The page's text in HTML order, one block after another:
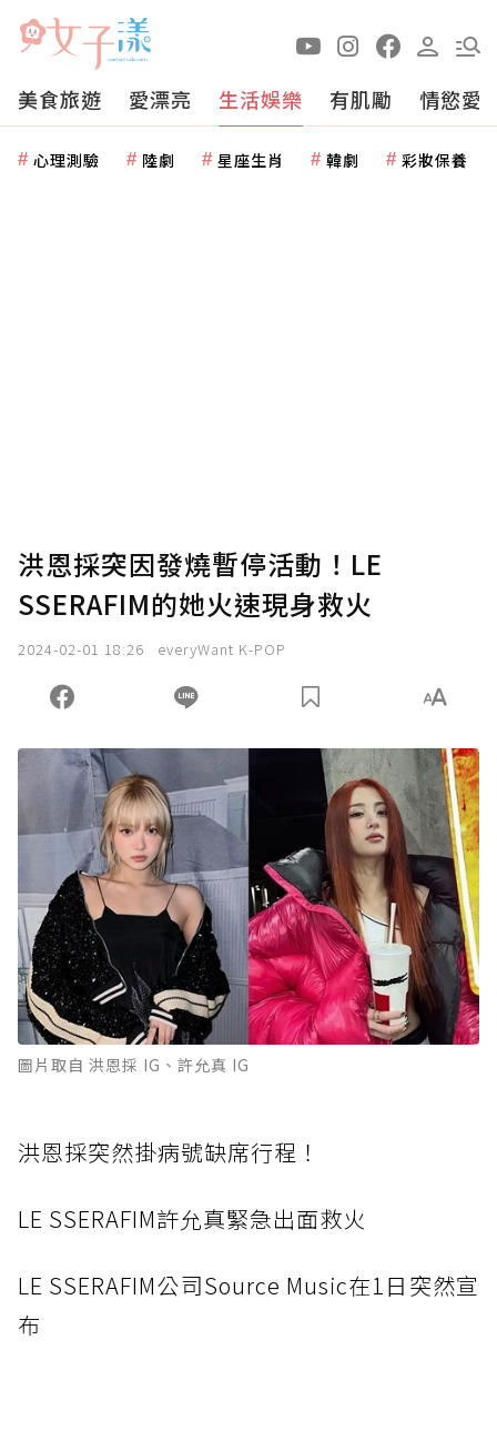
美食旅遊 愛漂亮 生活娛樂 有肌勵 情慾愛
心理測驗 陸劇 星座生肖 韓劇 彩妝保養
洪恩採突因發燒暫停活動！LE
SSERAFIM的她火速現身救火
2024-02-01 18:26 everyWant K-POP
圖片取自 洪恩採 IG、許允真 IG
洪恩採突然掛病號缺席行程！
LE SSERAFIM許允真緊急出面救火
LE SSERAFIM公司Source Music在1日突然宣
布